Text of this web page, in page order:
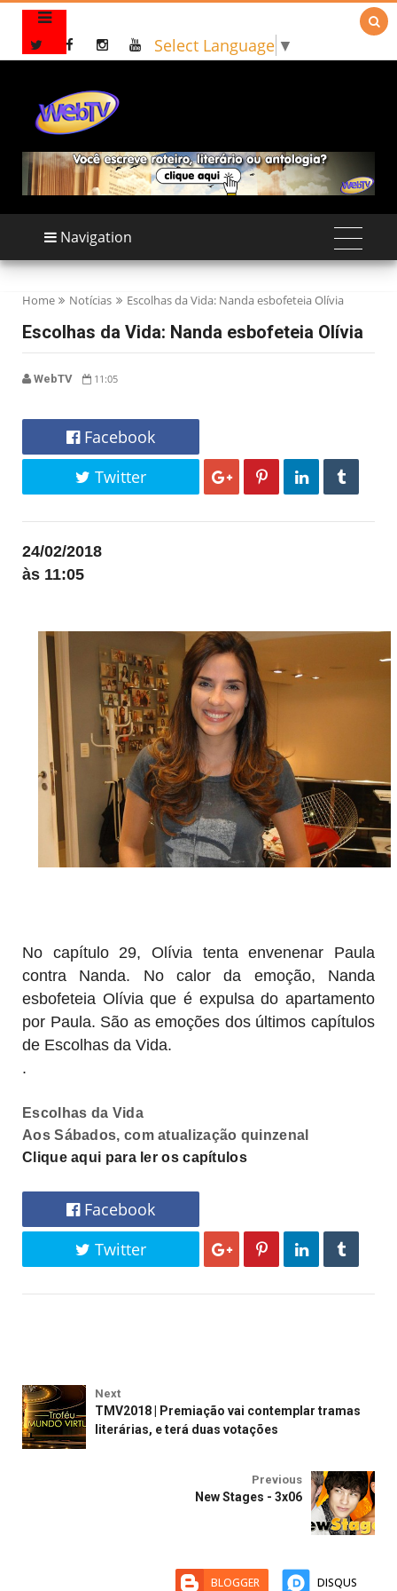
Select Language ▼

Navigation
Home Notícias Escolhas da Vida: Nanda esbofeteia Olívia
Escolhas da Vida: Nanda esbofeteia Olívia
WebTV 11:05
Facebook
Twitter
24/02/2018
às 11:05
No capítulo 29, Olívia tenta envenenar Paula
contra Nanda. No calor da emoção, Nanda
esbofeteia Olívia que é expulsa do apartamento
por Paula. São as emoções dos últimos capítulos
de Escolhas da Vida.
.
Escolhas da Vida
Aos Sábados, com atualização quinzenal
Clique aqui para ler os capítulos
Facebook
Twitter
Next
TMV2018 | Premiação vai contemplar tramas
literárias, e terá duas votações
Previous
New Stages - 3x06
BLOGGER DISQUS